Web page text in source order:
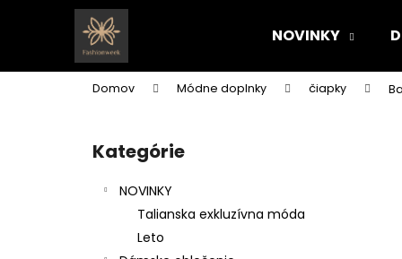
NOVINKY
Domov Módne doplnky čiapky
Preskočiť
kategórie
Kategórie
NOVINKY
Talianska exkluzívna móda
Leto
í
Späť
do
obchodu
Späť
do
obchodu